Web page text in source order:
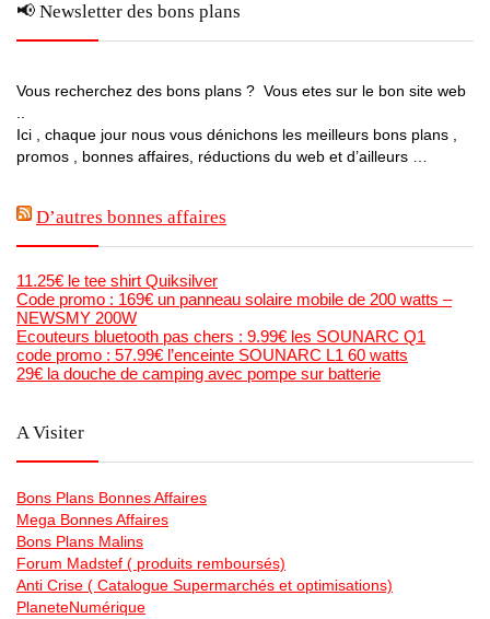
📢 Newsletter des bons plans
Vous recherchez des bons plans ? Vous etes sur le bon site web
Ici , chaque jour nous vous dénichons les meilleurs bons plans ,
promos , bonnes affaires, réductions du web et d’ailleurs …
D’autres bonnes affaires
11.25€ le tee shirt Quiksilver
Code promo : 169€ un panneau solaire mobile de 200 watts –
NEWSMY 200W
Ecouteurs bluetooth pas chers : 9.99€ les SOUNARC Q1
code promo : 57.99€ l’enceinte SOUNARC L1 60 watts
29€ la douche de camping avec pompe sur batterie
A Visiter
Bons Plans Bonnes Affaires
Mega Bonnes Affaires
Bons Plans Malins
Forum Madstef ( produits remboursés)
Anti Crise ( Catalogue Supermarchés et optimisations)
PlaneteNumérique